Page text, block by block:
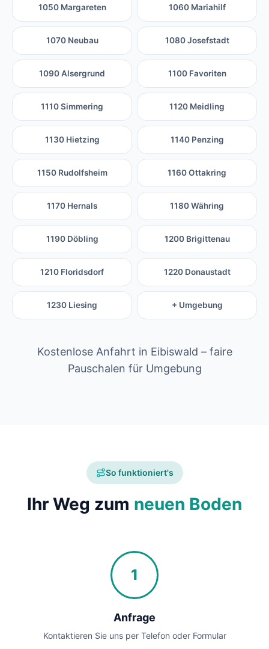
1050 Margareten 1060 Mariahilf
1070 Neubau 1080 Josefstadt
1090 Alsergrund 1100 Favoriten
1110 Simmering 1120 Meidling
1130 Hietzing 1140 Penzing
1150 Rudolfsheim 1160 Ottakring
1170 Hernals 1180 Währing
1190 Döbling 1200 Brigittenau
1210 Floridsdorf 1220 Donaustadt
1230 Liesing + Umgebung
Kostenlose Anfahrt in Eibiswald – faire
Pauschalen für Umgebung
So funktioniert's
Ihr Weg zum neuen Boden
1
Anfrage
Kontaktieren Sie uns per Telefon oder Formular